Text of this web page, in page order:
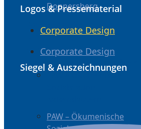
Donnersberg
Kaiserslautern und
Umgebung
VG Enkenbach und
umliegende Ortschaften
PAW – Ökumenische
PAW – Ökumenische
Logos & Pressematerial
Corporate Design
Corporate Design
Siegel & Auszeichnungen